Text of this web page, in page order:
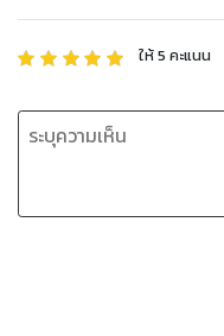
ให้5 คะแนน